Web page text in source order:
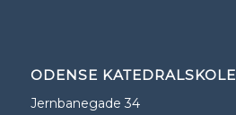
ODENSE KATEDRALSKOLE
Jernbanegade 34